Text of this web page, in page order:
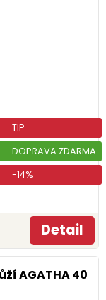
TIP
DOPRAVA ZDARMA
-14%
Detail
AGATHA 40